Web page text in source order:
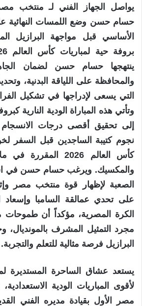
يواصل الجهاز الفني لـ منتخب
حسام حسن وضع اللمسات النهائية
الأساسي قبل مواجهة البرازيل
ينتهجها حسام حسن لضمان
والمحافظة على اللياقة البدنية،
التي يسعى لإدراجها في تشكيل
وتأتي هذه المباراة الودية النارية
إلى تحقيق أقصى درجات الانسجام
نجوم كتيبة الساجدين قبل السفر
كأس العالم 2026
والمكسيك. ويرغب حسام حسن في
الصعبة لإظهار قوة منتخب مصر
على تحدي عمالقة السامبا
الكرة المصرية، مؤكداً أن طموحات
مجرد التمثيل المشرف
البرازيل فرصة مثالية للتعلم والتجربة.
يستعد عشاق الساحرة المستديرة
لأقوى المباريات الودية
مصر الأول بقيادة مديره الفني